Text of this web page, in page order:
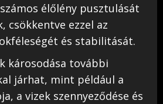
élőlény pusztulását
csökkentve ezzel az
és stabilitását.
károsodása további
járhat, mint például a
a vizek szennyeződése és